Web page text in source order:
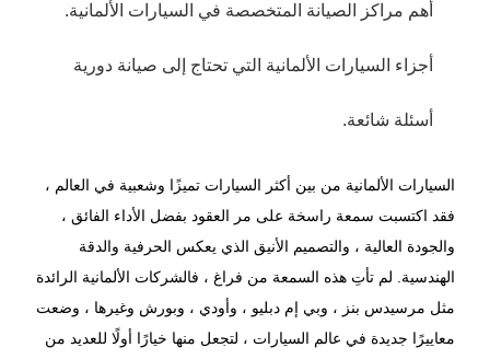
أهم مراكز الصيانة المتخصصة في السيارات الألمانية.
أجزاء السيارات الألمانية التي تحتاج إلى صيانة دورية
أسئلة شائعة.
السيارات الألمانية من بين أكثر السيارات تميزًا وشعبية في العالم ،
فقد اكتسبت سمعة راسخة على مر العقود بفضل الأداء الفائق ،
والجودة العالية ، والتصميم الأنيق الذي يعكس الحرفية والدقة
الهندسية. لم تأتِ هذه السمعة من فراغ ، فالشركات الألمانية الرائدة
مثل مرسيدس بنز ، وبي إم دبليو ، وأودي ، وبورش وغيرها ، وضعت
معاييرًا جديدة في عالم السيارات ، لتجعل منها خيارًا أولًا للعديد من